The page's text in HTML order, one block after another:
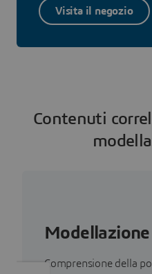
Visita il negozio
Contenuti
Comprensione della